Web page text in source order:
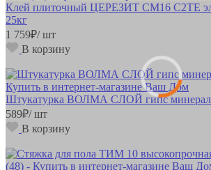
Клей плиточный ЦЕРЕЗИТ СМ16 С2ТE
25кг
1 759₽/ шт
В корзину
Штукатурка ВОЛМА СЛОЙ гипс минерал
589₽/ шт
В корзину